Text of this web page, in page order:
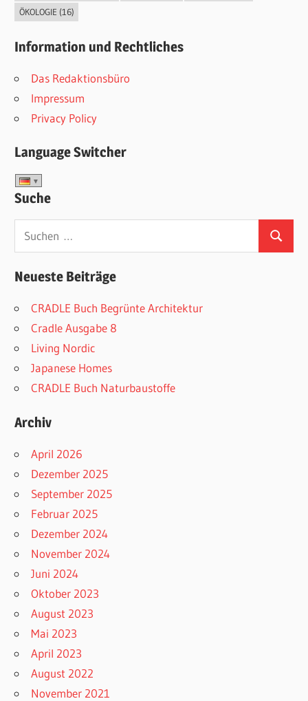
ÖKOLOGIE (16)
Information und Rechtliches
Das Redaktionsbüro
Impressum
Privacy Policy
Language Switcher
Suche
Suchen
nach:
Suchen
Neueste Beiträge
CRADLE Buch Begrünte Architektur
Cradle Ausgabe 8
Living Nordic
Japanese Homes
CRADLE Buch Naturbaustoffe
Archiv
April 2026
Dezember 2025
September 2025
Februar 2025
Dezember 2024
November 2024
Juni 2024
Oktober 2023
August 2023
Mai 2023
April 2023
August 2022
November 2021